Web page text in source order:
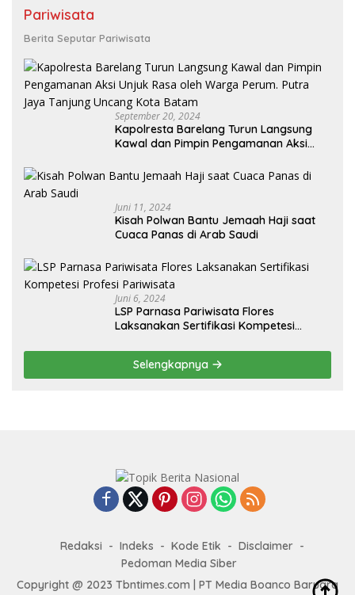
Pariwisata
Berita Seputar Pariwisata
September 20, 2024
Kapolresta Barelang Turun Langsung
Kawal dan Pimpin Pengamanan Aksi
Jaya Tanjung Uncang Kota Batam
Juni 11, 2024
Kisah Polwan Bantu Jemaah Haji saat
Cuaca Panas di Arab Saudi
Juni 6, 2024
LSP Parnasa Pariwisata Flores
Laksanakan Sertifikasi Kompetesi
Selengkapnya
Redaksi Indeks Kode Etik
Disclaimer
Pedoman Media Siber
Copyright @ 2023 Tbntimes.com | PT Media Boanco Baruara